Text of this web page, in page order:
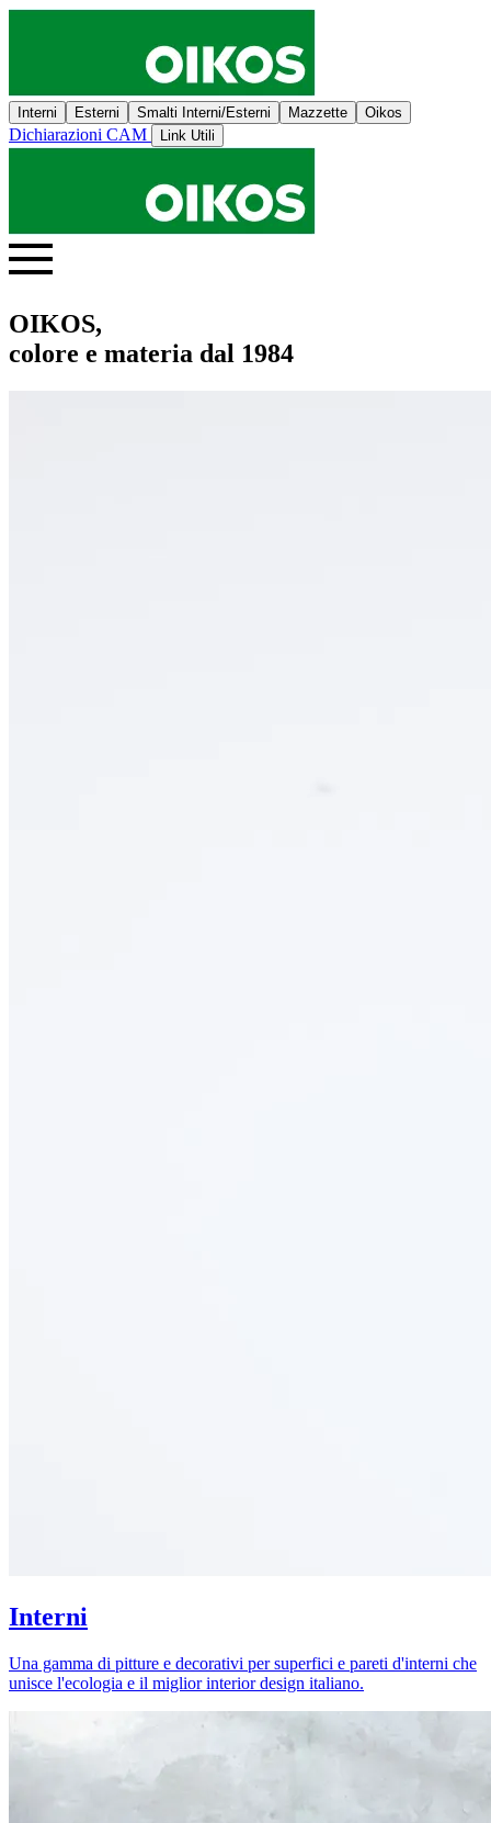
Interni Esterni Smalti Interni/Esterni Mazzette Oikos
Dichiarazioni CAM Link Utili
OIKOS,
colore e materia dal 1984
Interni
Una gamma di pitture e decorativi per superfici e pareti d'interni che
unisce l'ecologia e il miglior interior design italiano.